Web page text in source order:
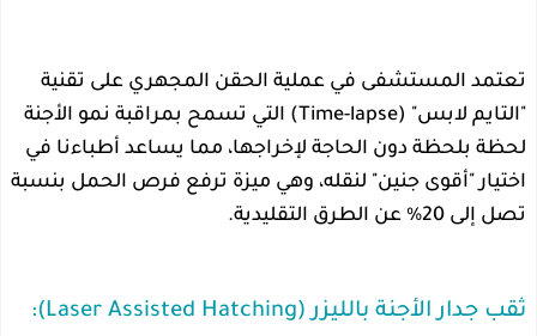
تعتمد المستشفى في عملية الحقن المجهري على تقنية
"التايم لابس" (Time-lapse) التي تسمح بمراقبة نمو الأجنة
لحظة بلحظة دون الحاجة لإخراجها، مما يساعد أطباءنا في
اختيار "أقوى جنين" لنقله، وهي ميزة ترفع فرص الحمل بنسبة
تصل إلى 20% عن الطرق التقليدية.
ثقب جدار الأجنة بالليزر (Laser Assisted Hatching):